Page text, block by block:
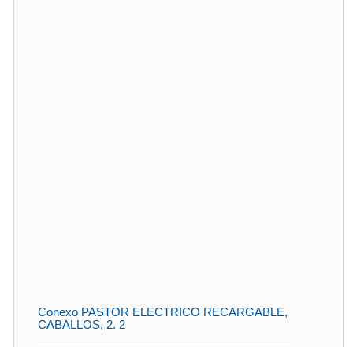
Conexo PASTOR ELECTRICO RECARGABLE,
CABALLOS, 2. 2